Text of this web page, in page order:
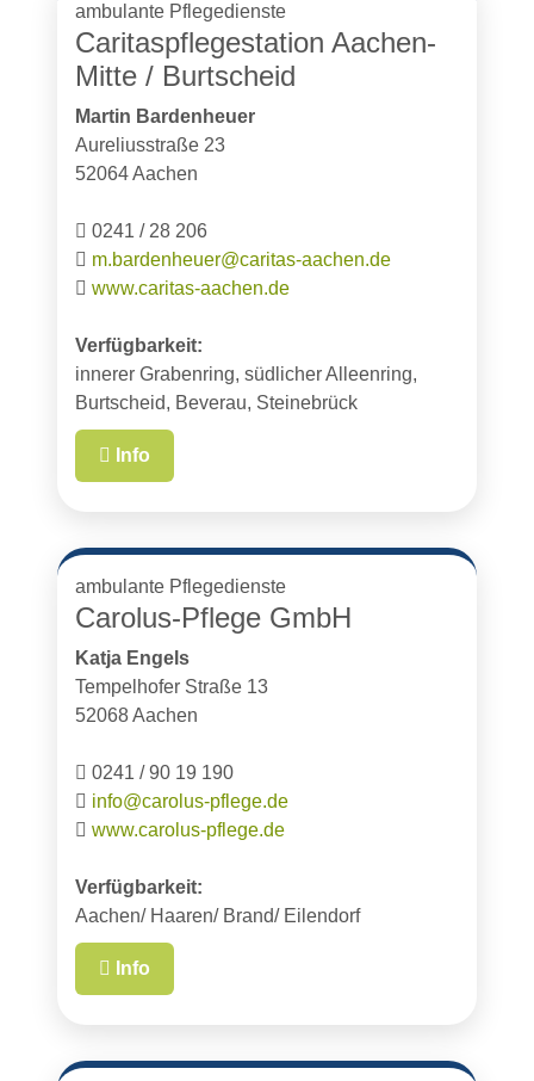
ambulante Pflegedienste
Caritaspflegestation Aachen-
Mitte / Burtscheid
Martin Bardenheuer
Aureliusstraße 23
52064 Aachen
0241 / 28 206
m.bardenheuer@caritas-aachen.de
www.caritas-aachen.de
Verfügbarkeit:
innerer Grabenring, südlicher Alleenring,
Burtscheid, Beverau, Steinebrück
Info
ambulante Pflegedienste
Carolus-Pflege GmbH
Katja Engels
Tempelhofer Straße 13
52068 Aachen
0241 / 90 19 190
info@carolus-pflege.de
www.carolus-pflege.de
Verfügbarkeit:
Aachen/ Haaren/ Brand/ Eilendorf
Info